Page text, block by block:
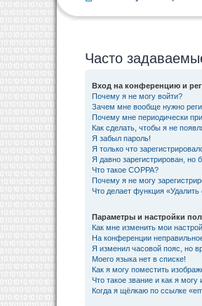
Часто
Вход на конференцию и
Почему я не могу войти?
Зачем мне вообще нужно
Почему мне периодически
Как сделать, чтобы я не
Я забыл пароль!
Я только что
Я давно зарегистрирован, но
Что такое COPPA?
Почему я не могу
Что делает функция
Параметры и настройки
Как мне изменить мои
На конференции
Я изменил часовой пояс, но
Моего языка нет в списке!
Как я могу поместить
Что такое звание и как я могу
Когда я щёлкаю по ссылке